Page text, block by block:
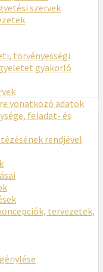
szervek
törvényességi
gyakorló
vonatkozó adatok
feladat- és
rendjével
tervezetek,